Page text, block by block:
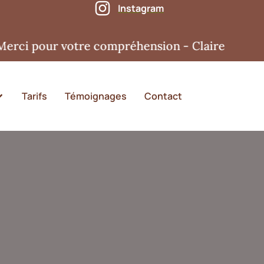
Instagram
votre compréhension - Claire
Tarifs Témoignages Contact